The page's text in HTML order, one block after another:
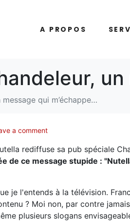
A PROPOS
qui m’échappe…
a comment
rediffuse sa pub spéciale
de ce message stupide :
je l'entends à la télévision.
? Moi non, par contre
plusieurs slogans